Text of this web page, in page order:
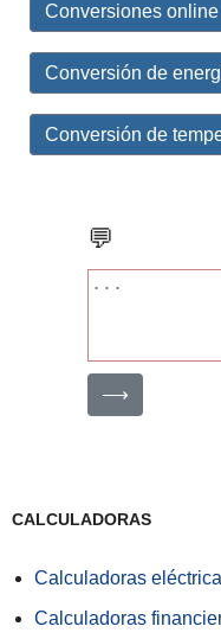
Conversiones online
Conversión de
Conversión de
💬
⟶
CALCULADORAS
Calculadoras
Calculadoras